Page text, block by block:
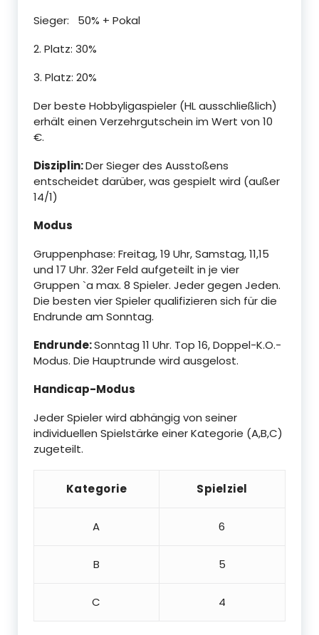
Sieger: 50% + Pokal
2. Platz: 30%
3. Platz: 20%
Der beste Hobbyligaspieler (HL ausschließlich)
erhält einen Verzehrgutschein im Wert von 10
€.
Disziplin:Der Sieger des Ausstoßens
entscheidet darüber, was gespielt wird (außer
14/1)
Modus
Gruppenphase: Freitag, 19 Uhr, Samstag, 11,15
und 17 Uhr. 32er Feld aufgeteilt in je vier
Gruppen `a max. 8 Spieler. Jeder gegen Jeden.
Die besten vier Spieler qualifizieren sich für die
Endrunde am Sonntag.
Endrunde:Sonntag 11 Uhr. Top 16, Doppel-K.O.-
Modus. Die Hauptrunde wird ausgelost.
Handicap-Modus
Jeder Spieler wird abhängig von seiner
individuellen Spielstärke einer Kategorie (A,B,C)
zugeteilt.
Kategorie Spielziel
A 6
B 5
C 4